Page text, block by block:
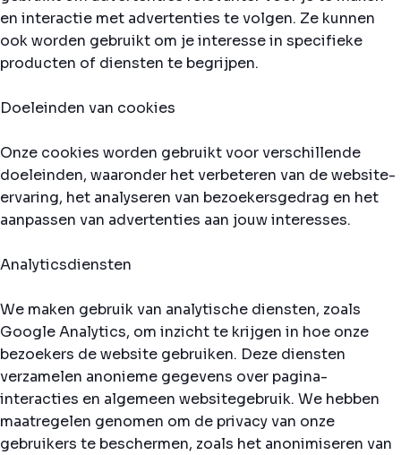
en interactie met advertenties te volgen. Ze kunnen
ook worden gebruikt om je interesse in specifieke
producten of diensten te begrijpen.
Doeleinden van cookies
Onze cookies worden gebruikt voor verschillende
doeleinden, waaronder het verbeteren van de website-
ervaring, het analyseren van bezoekersgedrag en het
aanpassen van advertenties aan jouw interesses.
Analyticsdiensten
We maken gebruik van analytische diensten, zoals
Google Analytics, om inzicht te krijgen in hoe onze
bezoekers de website gebruiken. Deze diensten
verzamelen anonieme gegevens over pagina-
interacties en algemeen websitegebruik. We hebben
maatregelen genomen om de privacy van onze
gebruikers te beschermen, zoals het anonimiseren van